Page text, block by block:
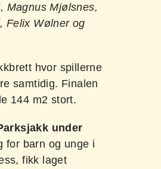
Magnus Mjølsnes,
Felix Wølner og
hvor spillerne
samtidig. Finalen
144 m2 stort.
under
for barn og unge i
fikk laget